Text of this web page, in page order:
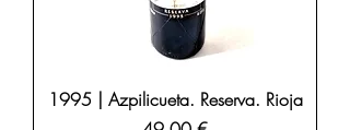
1995 | Azpilicueta. Reserva. Rioja